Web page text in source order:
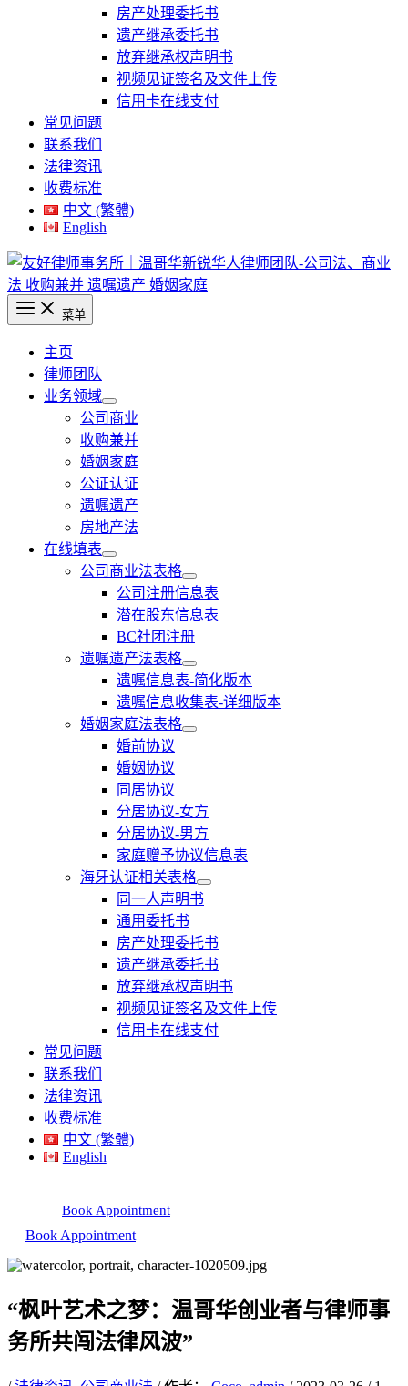
房产处理委托书
遗产继承委托书
放弃继承权声明书
视频见证签名及文件上传
信用卡在线支付
常见问题
联系我们
法律资讯
收费标准
中文 (繁體)
English
菜单
主页
律师团队
业务领域
公司商业
收购兼并
婚姻家庭
公证认证
遗嘱遗产
房地产法
在线填表
公司商业法表格
公司注册信息表
潜在股东信息表
BC社团注册
遗嘱遗产法表格
遗嘱信息表-简化版本
遗嘱信息收集表-详细版本
婚姻家庭法表格
婚前协议
婚姻协议
同居协议
分居协议-女方
分居协议-男方
家庭赠予协议信息表
海牙认证相关表格
同一人声明书
通用委托书
房产处理委托书
遗产继承委托书
放弃继承权声明书
视频见证签名及文件上传
信用卡在线支付
常见问题
联系我们
法律资讯
收费标准
中文 (繁體)
English
Book Appointment
Book Appointment
“枫叶艺术之梦：温哥华创业者与律师事
务所共闯法律风波”